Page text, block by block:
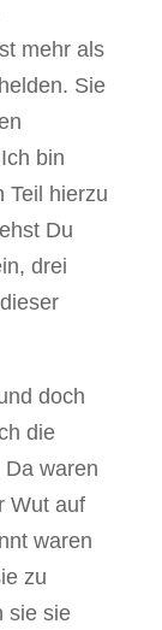
mehr als
Sie
bin
Teil hierzu
Du
drei
doch
die
waren
Wut auf
waren
zu
sie sie